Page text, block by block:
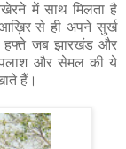
में साथ मिलता है
से ही अपने सुर्ख
जब झारखंड और
पलाश और सेमल की ये
हैं।